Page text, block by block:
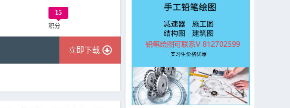
15
积分
立即下载